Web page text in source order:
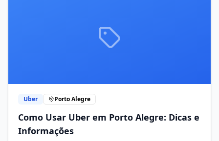
Uber Porto Alegre
Como Usar Uber em Porto Alegre: Dicas e
Informações